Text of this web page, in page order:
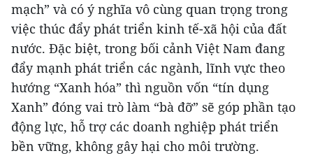
mạch” và có ý nghĩa vô cùng quan trọng trong
việc thúc đẩy phát triển kinh tế-xã hội của đất
nước. Đặc biệt, trong bối cảnh Việt Nam đang
đẩy mạnh phát triển các ngành, lĩnh vực theo
hướng “Xanh hóa” thì nguồn vốn “tín dụng
Xanh” đóng vai trò làm “bà đỡ” sẽ góp phần tạo
động lực, hỗ trợ các doanh nghiệp phát triển
bền vững, không gây hại cho môi trường.